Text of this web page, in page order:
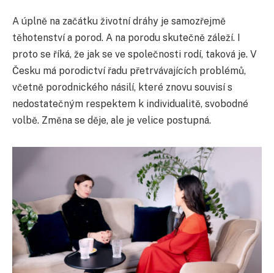
A úplně na začátku životní dráhy je samozřejmě
těhotenství a porod. A na porodu skutečně záleží. I
proto se říká, že jak se ve společnosti rodí, taková je. V
Česku má porodictví řadu přetrvávajících problémů,
včetně porodnického násilí, které znovu souvisí s
nedostatečným respektem k individualitě, svobodné
volbě. Změna se děje, ale je velice postupná.